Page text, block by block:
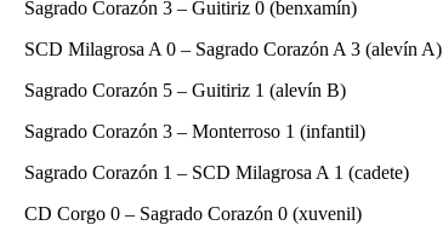
Sagrado Corazón 3 – Guitiriz 0 (benxamín)
SCD Milagrosa A 0 – Sagrado Corazón A 3 (alevín A)
Sagrado Corazón 5 – Guitiriz 1 (alevín B)
Sagrado Corazón 3 – Monterroso 1 (infantil)
Sagrado Corazón 1 – SCD Milagrosa A 1 (cadete)
CD Corgo 0 – Sagrado Corazón 0 (xuvenil)